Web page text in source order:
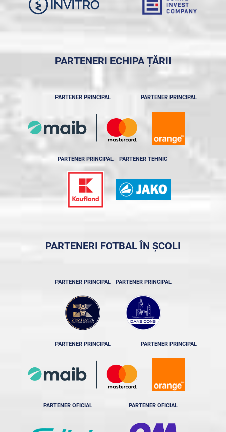
PARTENERI ECHIPA ȚĂRII
PARTENER PRINCIPAL PARTENER PRINCIPAL
PARTENER PRINCIPAL PARTENER TEHNIC
PARTENERI FOTBAL ÎN ȘCOLI
PARTENER PRINCIPAL PARTENER PRINCIPAL
PARTENER PRINCIPAL PARTENER PRINCIPAL
PARTENER OFICIAL PARTENER OFICIAL